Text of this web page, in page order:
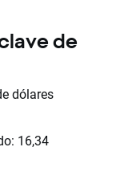
de
dólares
16,34